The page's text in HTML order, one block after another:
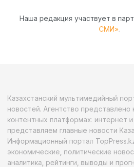
Наша редакция участвует в
СМИ».
Казахстанский мультимедийный
новостей. Агентство представлено
контентных платформах: интернет
представляем главные новости
Информационный портал
экономические, политические
аналитика, рейтинги, выводы и